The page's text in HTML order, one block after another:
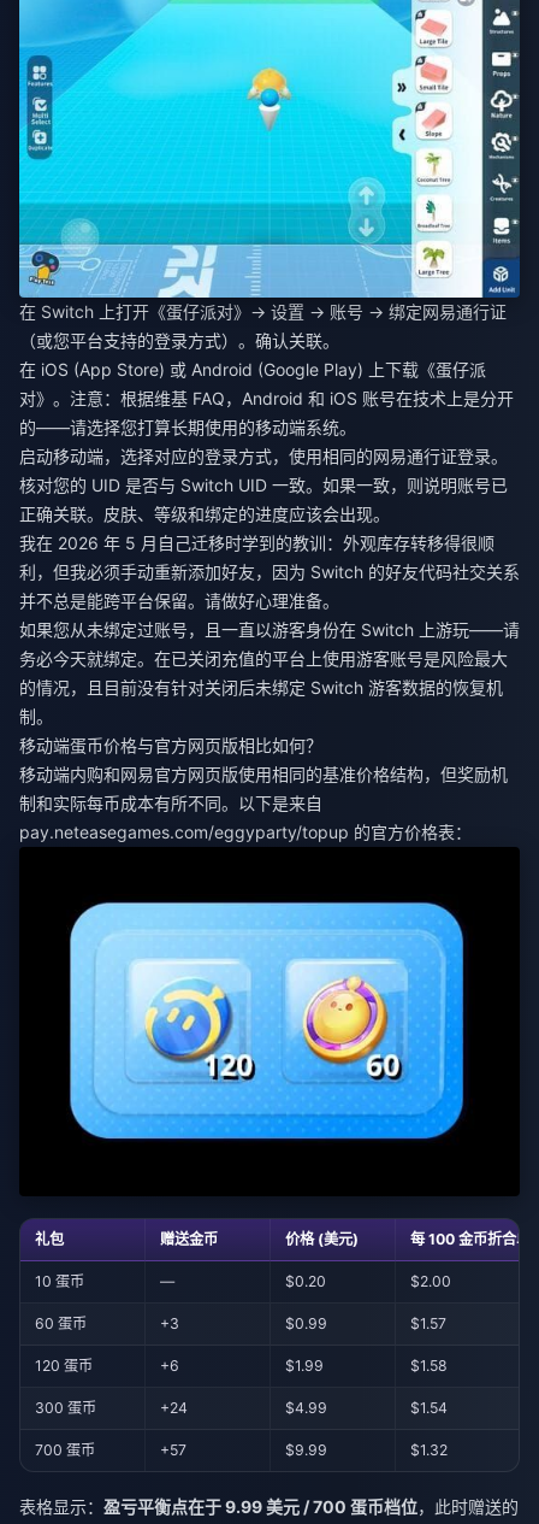
在 Switch 上打开《蛋仔派对》→ 设置 → 账号 → 绑定网易通行证
（或您平台支持的登录方式）。确认关联。
在 iOS (App Store) 或 Android (Google Play) 上下载《蛋仔派
对》。注意：根据维基 FAQ，Android 和 iOS 账号在技术上是分开
的——请选择您打算长期使用的移动端系统。
启动移动端，选择对应的登录方式，使用相同的网易通行证登录。
核对您的 UID 是否与 Switch UID 一致。如果一致，则说明账号已
正确关联。皮肤、等级和绑定的进度应该会出现。
我在 2026 年 5 月自己迁移时学到的教训：外观库存转移得很顺
利，但我必须手动重新添加好友，因为 Switch 的好友代码社交关系
并不总是能跨平台保留。请做好心理准备。
如果您从未绑定过账号，且一直以游客身份在 Switch 上游玩——请
务必今天就绑定。在已关闭充值的平台上使用游客账号是风险最大
的情况，且目前没有针对关闭后未绑定 Switch 游客数据的恢复机
制。
移动端蛋币价格与官方网页版相比如何？
移动端内购和网易官方网页版使用相同的基准价格结构，但奖励机
制和实际每币成本有所不同。以下是来自
pay.neteasegames.com/eggyparty/topup 的官方价格表：
礼包 赠送金币 价格 (美元) 每 100 金币折合单
10 蛋币 — $0.20 $2.00
60 蛋币 +3 $0.99 $1.57
120 蛋币 +6 $1.99 $1.58
300 蛋币 +24 $4.99 $1.54
700 蛋币 +57 $9.99 $1.32
表格显示： 盈亏平衡点在于 9.99 美元 / 700 蛋币档位，此时赠送的